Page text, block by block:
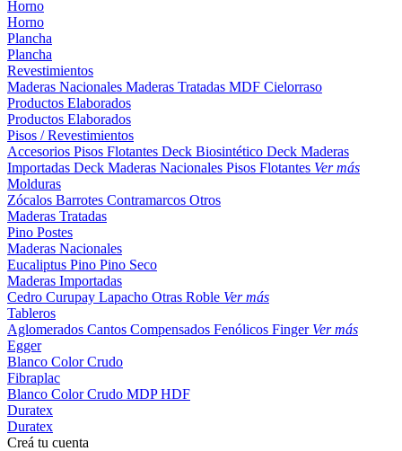
Horno
Horno
Plancha
Plancha
Revestimientos
Maderas Nacionales Maderas Tratadas MDF Cielorraso
Productos Elaborados
Productos Elaborados
Pisos / Revestimientos
Accesorios Pisos Flotantes Deck Biosintético Deck Maderas
Importadas Deck Maderas Nacionales Pisos Flotantes Ver más
Molduras
Zócalos Barrotes Contramarcos Otros
Maderas Tratadas
Pino Postes
Maderas Nacionales
Eucaliptus Pino Pino Seco
Maderas Importadas
Cedro Curupay Lapacho Otras Roble Ver más
Tableros
Aglomerados Cantos Compensados Fenólicos Finger Ver más
Egger
Blanco ColorCrudo
Fibraplac
Blanco ColorCrudo MDPHDF
Duratex
Duratex
Creá tu cuenta